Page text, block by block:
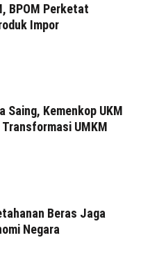
BPOM Perketat
Impor
Saing, Kemenkop UKM
UMKM
Beras Jaga
Negara